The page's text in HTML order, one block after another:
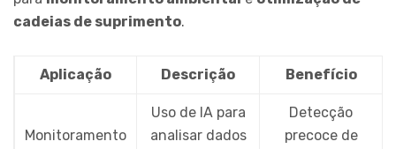
cadeias de suprimento.
Aplicação Descrição Benefício
Monitoramento
Uso de IA para
analisar dados
Detecção
precoce de